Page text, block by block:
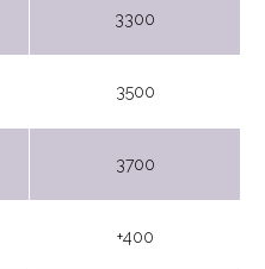
3300
3500
3700
+400